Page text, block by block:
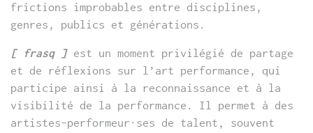
frictions improbables entre disciplines,
genres, publics et générations.
[ frasq ]est un moment privilégié de partage
et de réflexions sur l’art performance, qui
participe ainsi à la reconnaissance et à la
visibilité de la performance. Il permet à des
artistes-performeur·ses de talent, souvent